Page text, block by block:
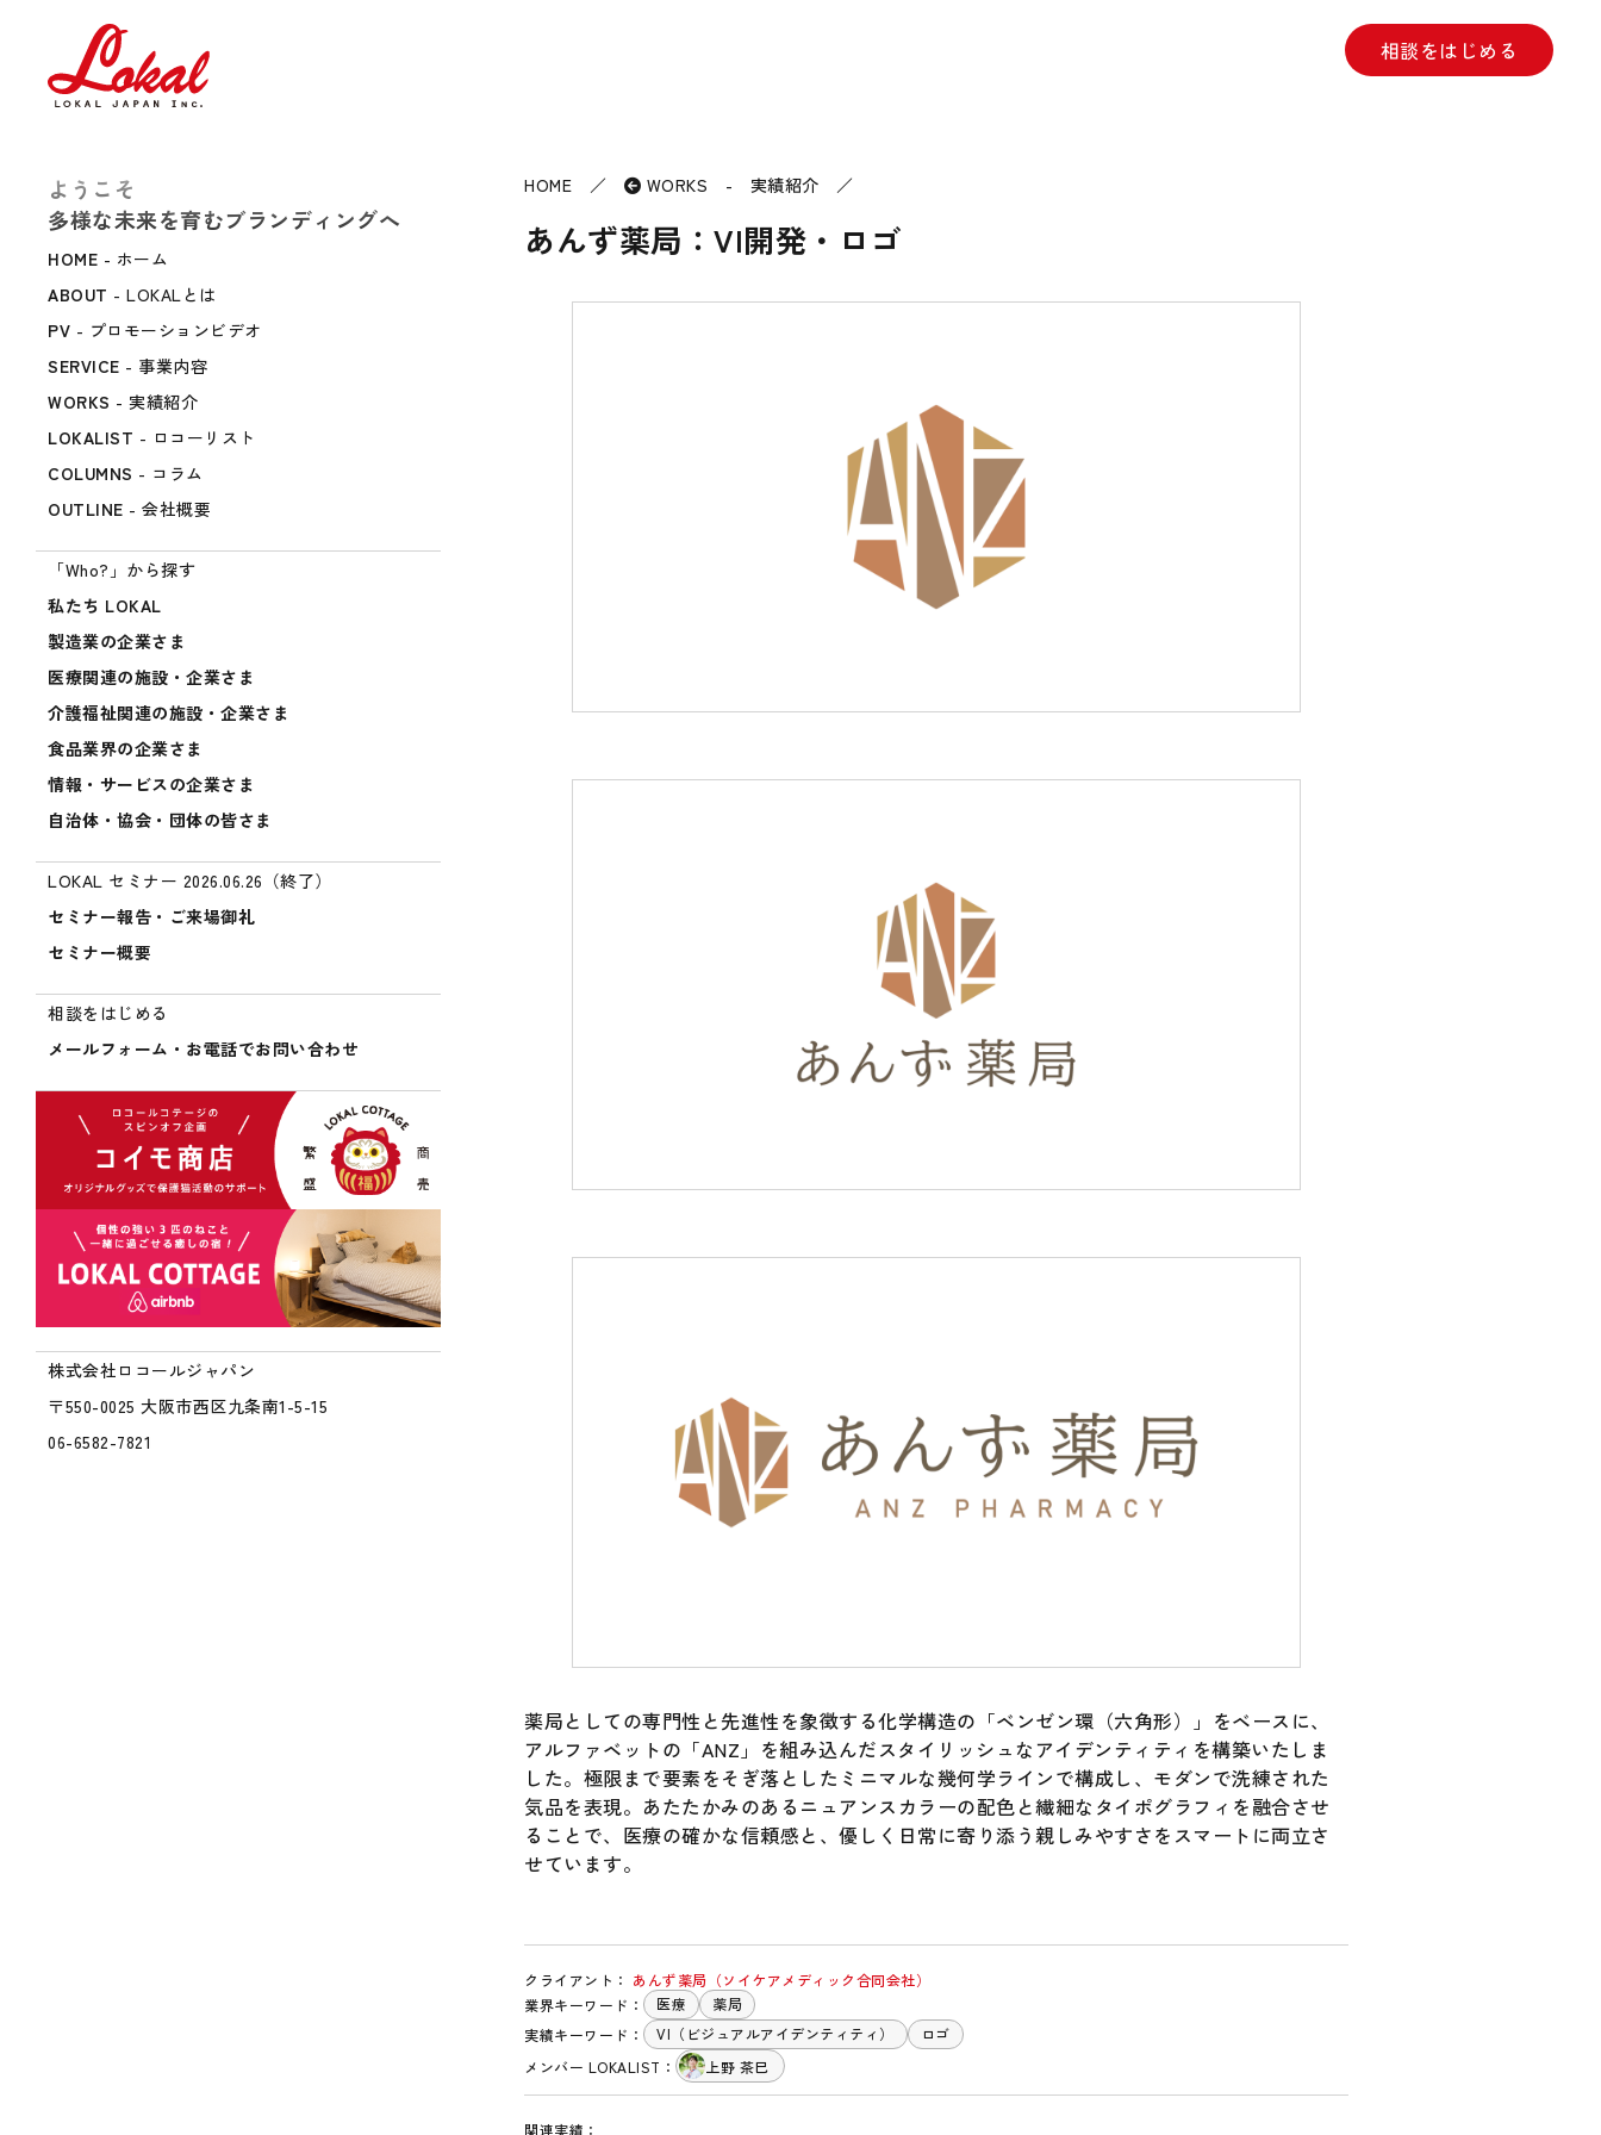
相談をはじめる
ようこそ
多様な未来を育むブランディングへ
HOME - ホーム
ABOUT - LOKALとは
PV - プロモーションビデオ
SERVICE - 事業内容
WORKS - 実績紹介
LOKALIST - ロコーリスト
COLUMNS - コラム
OUTLINE - 会社概要
「Who?」から探す
私たち LOKAL
製造業の企業さま
医療関連の施設・企業さま
介護福祉関連の施設・企業さま
食品業界の企業さま
情報・サービスの企業さま
自治体・協会・団体の皆さま
LOKAL セミナー 2026.06.26（終了）
セミナー報告・ご来場御礼
セミナー概要
相談をはじめる
メールフォーム・お電話でお問い合わせ
株式会社ロコールジャパン
〒550-0025 大阪市西区九条南1-5-15
06-6582-7821
HOME ／ WORKS - 実績紹介 ／
あんず薬局：VI開発・ロゴ
薬局としての専門性と先進性を象徴する化学構造の「ベンゼン環（六角形）」をベースに、
アルファベットの「ANZ」を組み込んだスタイリッシュなアイデンティティを構築いたしま
した。極限まで要素をそぎ落としたミニマルな幾何学ラインで構成し、モダンで洗練された
気品を表現。あたたかみのあるニュアンスカラーの配色と繊細なタイポグラフィを融合させ
ることで、医療の確かな信頼感と、優しく日常に寄り添う親しみやすさをスマートに両立さ
せています。
クライアント： あんず薬局（ソイケアメディック合同会社）
業界キーワード：
医療
薬局
実績キーワード：
VI（ビジュアルアイデンティティ）
ロゴ
メンバー LOKALIST：
上野 茶巳
関連実績：